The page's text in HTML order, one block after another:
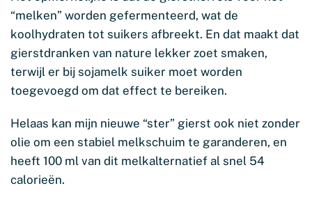
“melken” worden gefermenteerd, wat de
koolhydraten tot suikers afbreekt. En dat maakt dat
gierstdranken van nature lekker zoet smaken,
terwijl er bij sojamelk suiker moet worden
toegevoegd om dat effect te bereiken.
Helaas kan mijn nieuwe “ster” gierst ook niet zonder
olie om een stabiel melkschuim te garanderen, en
heeft 100 ml van dit melkalternatief al snel 54
calorieën.